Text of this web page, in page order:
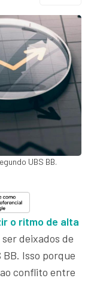
UBS BB.
o ritmo de alta
deixados de
Isso porque
conflito entre